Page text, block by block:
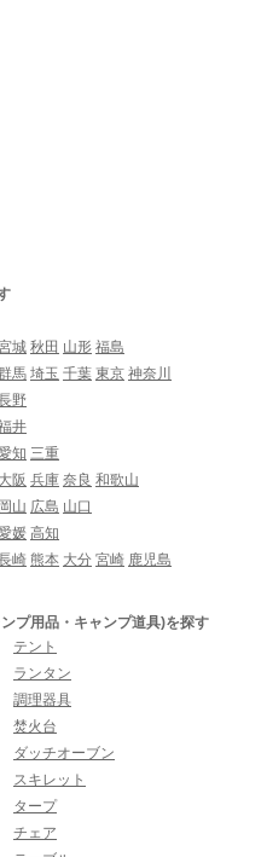
城 秋田 山形 福島
馬 埼玉 千葉 東京 神奈川
野
井
知 三重
大阪 兵庫 奈良 和歌山
岡山 広島 山口
媛 高知
崎 熊本 大分 宮崎 鹿児島
プ用品・キャンプ道具)を探す
テント
ランタン
調理器具
焚火台
ダッチオーブン
スキレット
タープ
チェア